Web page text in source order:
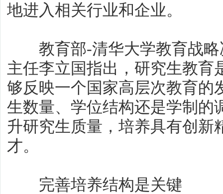
地进入相关行业和企业。
教育部-清华大学教育战略
主任李立国指出，研究生教育
够反映一个国家高层次教育的
生数量、学位结构还是学制的
升研究生质量，培养具有创新
才。
完善培养结构是关键